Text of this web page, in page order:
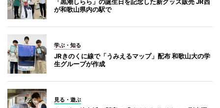
が和歌山県内の駅で
学ぶ・知る
JRきのくに線で「うみえるマップ」配布 和歌山大の学
生グループが作成
見る・遊ぶ